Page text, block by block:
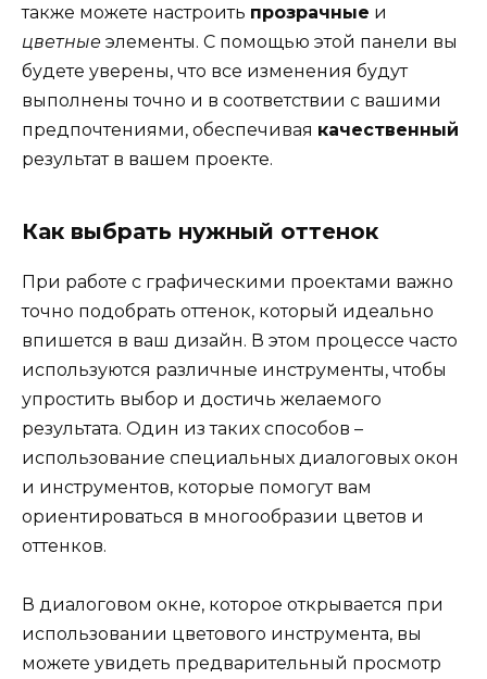
также можете настроить прозрачные и
цветные элементы. С помощью этой панели вы
будете уверены, что все изменения будут
выполнены точно и в соответствии с вашими
предпочтениями, обеспечивая качественный
результат в вашем проекте.
Как выбрать нужный оттенок
При работе с графическими проектами важно
точно подобрать оттенок, который идеально
впишется в ваш дизайн. В этом процессе часто
используются различные инструменты, чтобы
упростить выбор и достичь желаемого
результата. Один из таких способов –
использование специальных диалоговых окон
и инструментов, которые помогут вам
ориентироваться в многообразии цветов и
оттенков.
В диалоговом окне, которое открывается при
использовании цветового инструмента, вы
можете увидеть предварительный просмотр